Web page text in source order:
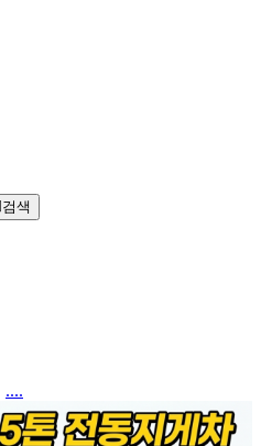
검색
....